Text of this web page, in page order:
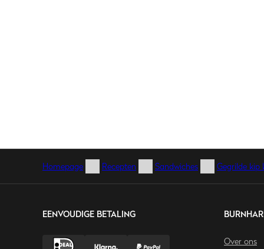
Homepage Recepten Sandwiches Gegrilde kip
EENVOUDIGE BETALING
Over ons